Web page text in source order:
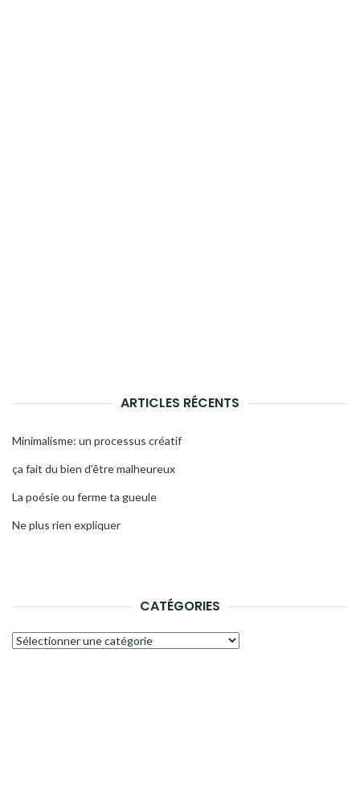
ARTICLES RÉCENTS
Minimalisme: un processus créatif
ça fait du bien d’être malheureux
La poésie ou ferme ta gueule
Ne plus rien expliquer
CATÉGORIES
Catégories